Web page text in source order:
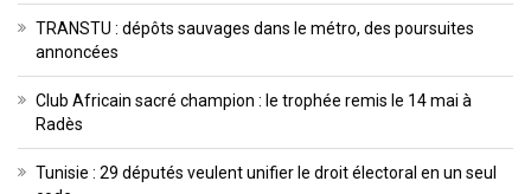
TRANSTU : dépôts sauvages dans le métro, des poursuites
annoncées
Club Africain sacré champion : le trophée remis le 14 mai à
Radès
Tunisie : 29 députés veulent unifier le droit électoral en un seul